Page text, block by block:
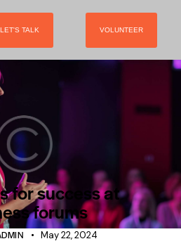
LET'S TALK VOLUNTEER
FORUMS
for success at
forums
May 22, 2024